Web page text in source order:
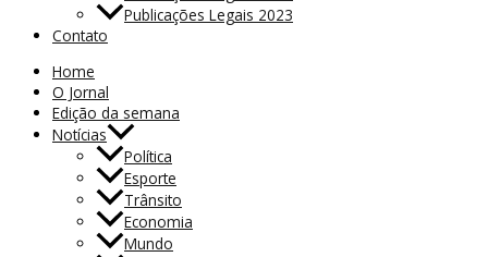
Publicações Legais 2023
Contato
Home
O Jornal
Edição da semana
Notícias
Política
Esporte
Trânsito
Economia
Mundo